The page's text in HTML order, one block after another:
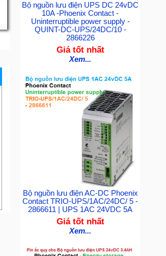
Bộ nguồn lưu điện UPS DC 24vDC
10A -Phoenix Contact -
Uninterruptible power supply -
QUINT-DC-UPS/24DC/10 -
2866226
Giá tốt nhất
Xem...
Bộ nguồn lưu điện AC-DC Phoenix
Contact TRIO-UPS/1AC/24DC/ 5 -
2866611 | UPS 1AC 24VDC 5A
Giá tốt nhất
Xem...